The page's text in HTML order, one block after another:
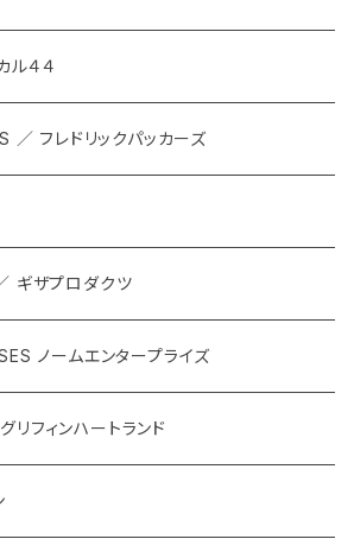
４４
／ フレドリックパッカーズ
ギザプロダクツ
ノームエンタープライズ
フィンハートランド